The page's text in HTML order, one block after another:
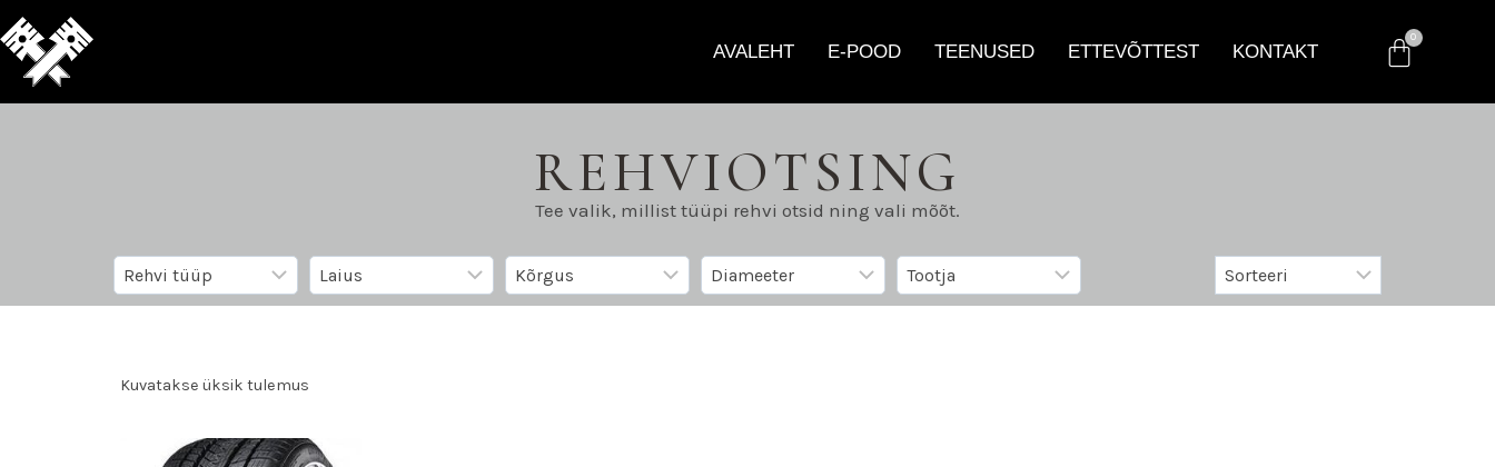
AVALEHT E-POOD TEENUSED ETTEVÕTTEST KONTAKT
REHVIOTSING
Tee valik, millist tüüpi rehvi otsid ning vali mõõt.
Kuvatakse üksik tulemus